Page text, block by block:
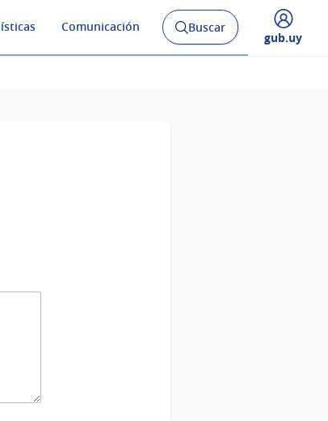
Comunicación
Abrir
buscador
Buscar
Desplegar
gub.uy